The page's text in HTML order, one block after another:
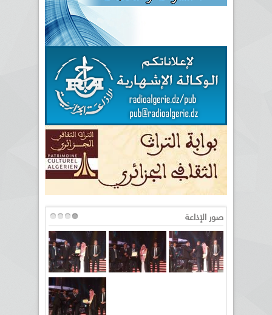
صور الإذاعة